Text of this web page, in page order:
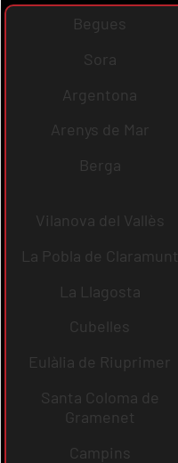
Begues
Sora
Argentona
Arenys de Mar
Berga
Vilanova del Vallès
La Pobla de Claramunt
La Llagosta
Cubelles
Eulàlia de Riuprimer
Santa Coloma de
Gramenet
Campins